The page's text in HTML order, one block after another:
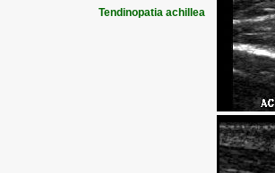
Tendinopatia achillea